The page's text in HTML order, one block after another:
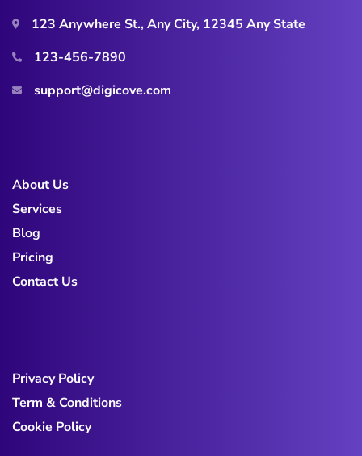
123 Anywhere St., Any City, 12345 Any State
123-456-7890
support@digicove.com
About Us
Services
Blog
Pricing
Contact Us
Privacy Policy
Term & Conditions
Cookie Policy